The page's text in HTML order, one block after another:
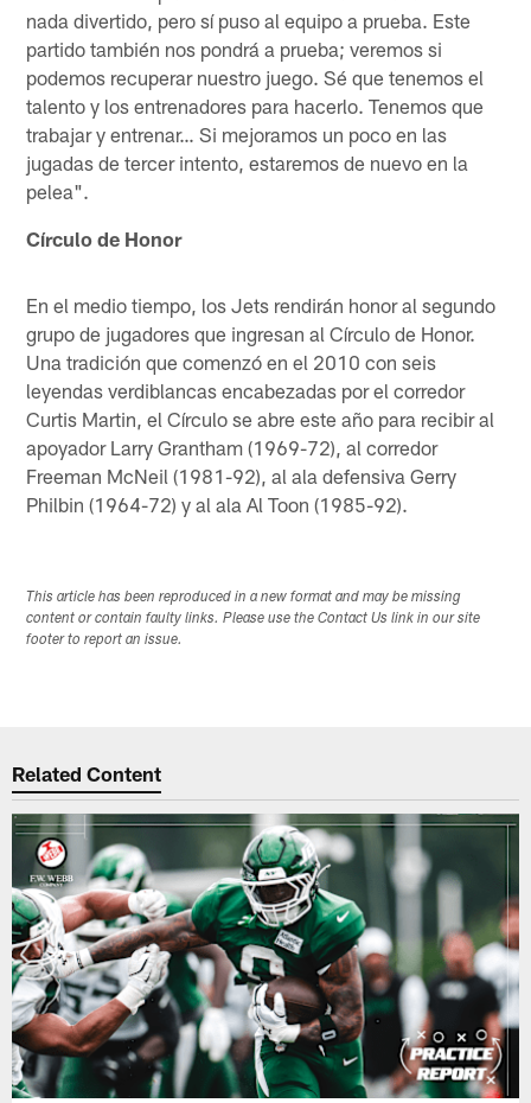
nada divertido, pero sí puso al equipo a prueba. Este
partido también nos pondrá a prueba; veremos si
podemos recuperar nuestro juego. Sé que tenemos el
talento y los entrenadores para hacerlo. Tenemos que
trabajar y entrenar… Si mejoramos un poco en las
jugadas de tercer intento, estaremos de nuevo en la
pelea".
Círculo de Honor
En el medio tiempo, los Jets rendirán honor al segundo
grupo de jugadores que ingresan al Círculo de Honor.
Una tradición que comenzó en el 2010 con seis
leyendas verdiblancas encabezadas por el corredor
Curtis Martin, el Círculo se abre este año para recibir al
apoyador Larry Grantham (1969-72), al corredor
Freeman McNeil (1981-92), al ala defensiva Gerry
Philbin (1964-72) y al ala Al Toon (1985-92).
This article has been reproduced in a new format and may be missing
content or contain faulty links. Please use the Contact Us link in our site
footer to report an issue.
Related Content